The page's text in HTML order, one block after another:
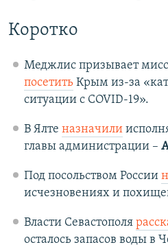
Коротко
Меджлис призывает
посетитьКрым из-за
ситуации с COVID-19».
В Ялте назначили
главы администрации –
Под посольством России
исчезновениях и
Власти Севастополя
осталось запасов воды в